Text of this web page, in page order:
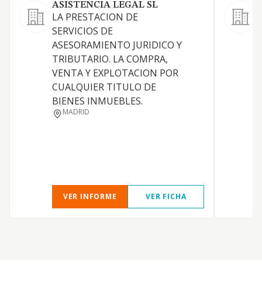
ASISTENCIA LEGAL SL
LA PRESTACION DE
SERVICIOS DE
ASESORAMIENTO JURIDICO Y
TRIBUTARIO. LA COMPRA,
VENTA Y EXPLOTACION POR
CUALQUIER TITULO DE
BIENES INMUEBLES.
MADRID
VER INFORME VER FICHA